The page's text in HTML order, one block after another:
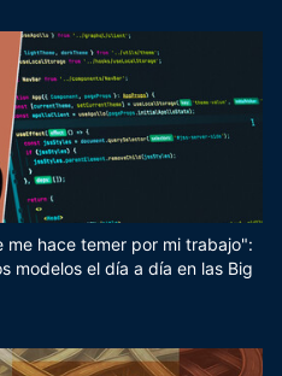
me hace temer por mi trabajo":
modelos el día a día en las Big